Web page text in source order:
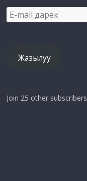
E-
mail
Жазылуу
Join 25 other subscribers